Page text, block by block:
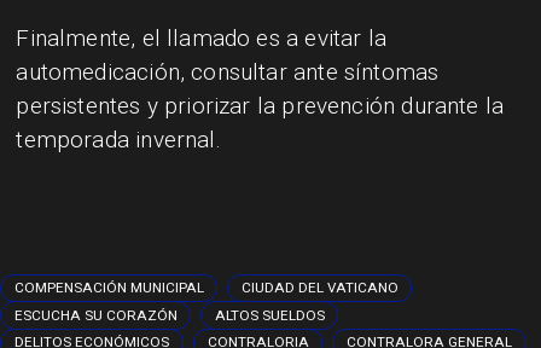
Finalmente, el llamado es a evitar la
automedicación, consultar ante síntomas
persistentes y priorizar la prevención durante la
temporada invernal.
COMPENSACIÓN MUNICIPAL
CIUDAD DEL VATICANO
ESCUCHA SU CORAZÓN
ALTOS SUELDOS
DELITOS ECONÓMICOS
CONTRALORIA CONTRALORA GENERAL